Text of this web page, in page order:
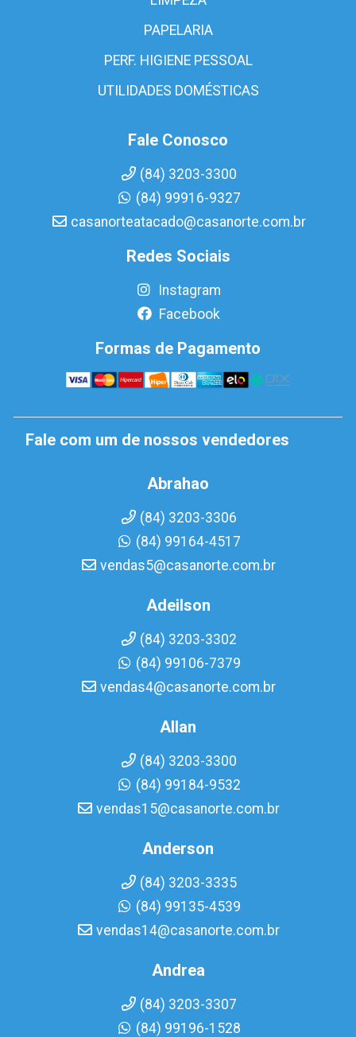
PAPELARIA
PERF. HIGIENE PESSOAL
UTILIDADES DOMÉSTICAS
Fale Conosco
(84) 3203-3300
(84) 99916-9327
casanorteatacado@casanorte.com.br
Redes Sociais
Instagram
Facebook
Formas de Pagamento
Fale com um de nossos vendedores
Abrahao
(84) 3203-3306
(84) 99164-4517
vendas5@casanorte.com.br
Adeilson
(84) 3203-3302
(84) 99106-7379
vendas4@casanorte.com.br
Allan
(84) 3203-3300
(84) 99184-9532
vendas15@casanorte.com.br
Anderson
(84) 3203-3335
(84) 99135-4539
vendas14@casanorte.com.br
Andrea
(84) 3203-3307
(84) 99196-1528